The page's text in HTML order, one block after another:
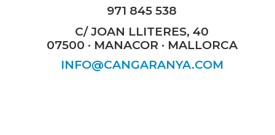
971 845 538
C/ JOAN LLITERES, 40
07500 · MANACOR · MALLORCA
INFO@CANGARANYA.COM